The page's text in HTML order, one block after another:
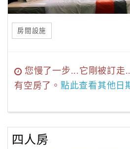
房間設施
您慢了一步...它剛被訂走
有空房了。 點此查看其他日
四人房